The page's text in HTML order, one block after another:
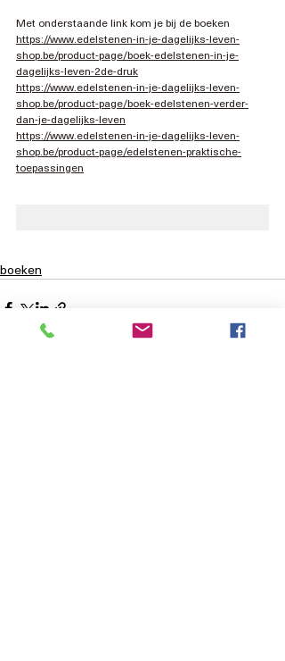
Met onderstaande link kom je bij de boeken
https://www.edelstenen-in-je-dagelijks-leven-
shop.be/product-page/boek-edelstenen-in-je-
dagelijks-leven-2de-druk
https://www.edelstenen-in-je-dagelijks-leven-
shop.be/product-page/boek-edelstenen-verder-
dan-je-dagelijks-leven
https://www.edelstenen-in-je-dagelijks-leven-
shop.be/product-page/edelstenen-praktische-
toepassingen
boeken